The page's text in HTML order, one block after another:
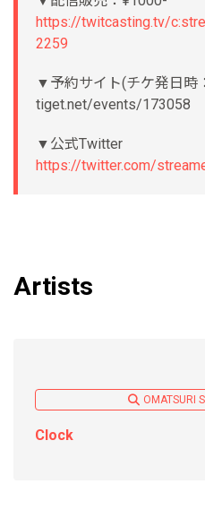
https://twitcasting.tv/
2259
▼予約サイト(チケ発日時
tiget.net/events/173058
▼公式Twitter
https://twitter.com/
Artists
OMATSURI
Clock